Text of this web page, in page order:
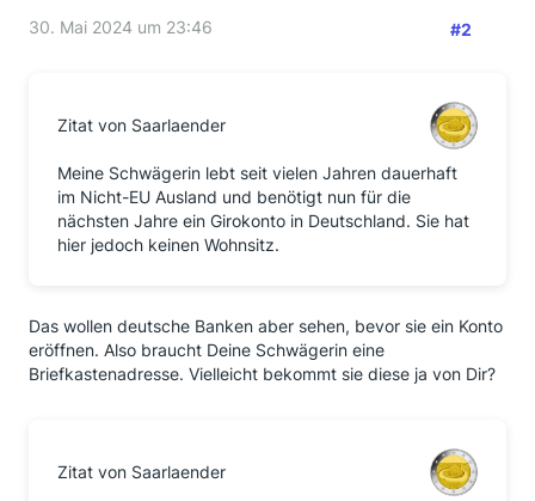
30. Mai 2024 um 23:46 #2
Zitat von Saarlaender
Meine Schwägerin lebt seit vielen Jahren dauerhaft
im Nicht-EU Ausland und benötigt nun für die
nächsten Jahre ein Girokonto in Deutschland. Sie hat
hier jedoch keinen Wohnsitz.
Das wollen deutsche Banken aber sehen, bevor sie ein Konto
eröffnen. Also braucht Deine Schwägerin eine
Briefkastenadresse. Vielleicht bekommt sie diese ja von Dir?
Zitat von Saarlaender